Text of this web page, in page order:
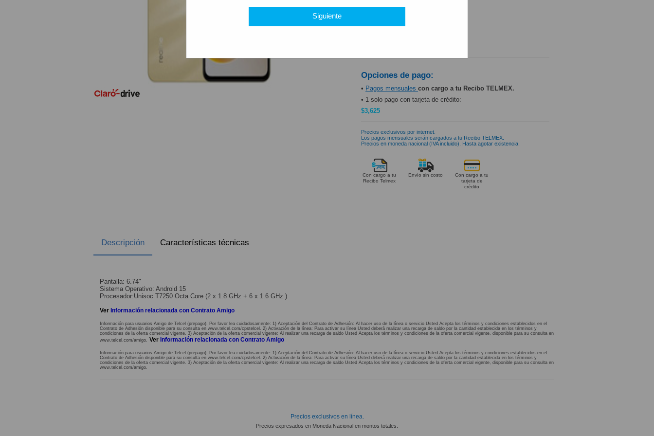
Siguiente
Opciones de pago:
• Pagos mensuales con cargo a tu Recibo TELMEX.
• 1 solo pago con tarjeta de crédito:
$3,625
Precios exclusivos por internet.
Los pagos mensuales serán cargados a tu Recibo TELMEX.
Precios en moneda nacional (IVA incluido). Hasta agotar existencia.
Con cargo a tu
Recibo Telmex
Envío sin costo
Con cargo a tu
tarjeta de
crédito
Descripción Características técnicas
Pantalla: 6.74"
Sistema Operativo: Android 15
Procesador:Unisoc T7250 Octa Core (2 x 1.8 GHz + 6 x 1.6 GHz )
Ver Información relacionada con Contrato Amigo
Información para usuarios Amigo de Telcel (prepago). Por favor lea cuidadosamente: 1) Aceptación del Contrato de Adhesión: Al hacer uso de la línea o servicio Usted Acepta los términos y condiciones establecidos en el
Contrato de Adhesión disponible para su consulta en www.telcel.com/cpstelcel. 2) Activación de la línea: Para activar su línea Usted deberá realizar una recarga de saldo por la cantidad establecida en los términos y
condiciones de la oferta comercial vigente. 3) Aceptación de la oferta comercial vigente: Al realizar una recarga de saldo Usted Acepta los términos y condiciones de la oferta comercial vigente, disponible para su consulta en
www.telcel.com/amigo. Ver Información relacionada con Contrato Amigo
Información para usuarios Amigo de Telcel (prepago). Por favor lea cuidadosamente: 1) Aceptación del Contrato de Adhesión: Al hacer uso de la línea o servicio Usted Acepta los términos y condiciones establecidos en el
Contrato de Adhesión disponible para su consulta en www.telcel.com/cpstelcel. 2) Activación de la línea: Para activar su línea Usted deberá realizar una recarga de saldo por la cantidad establecida en los términos y
condiciones de la oferta comercial vigente. 3) Aceptación de la oferta comercial vigente: Al realizar una recarga de saldo Usted Acepta los términos y condiciones de la oferta comercial vigente, disponible para su consulta en
www.telcel.com/amigo.
Precios exclusivos en línea.
Precios expresados en Moneda Nacional en montos totales.